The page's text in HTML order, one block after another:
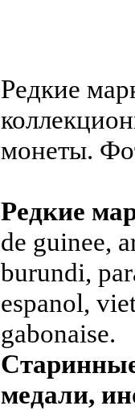
Редкие
монеты.
Редкие
de guinee,
burundi,
espanol,
gabonaise.
медали,